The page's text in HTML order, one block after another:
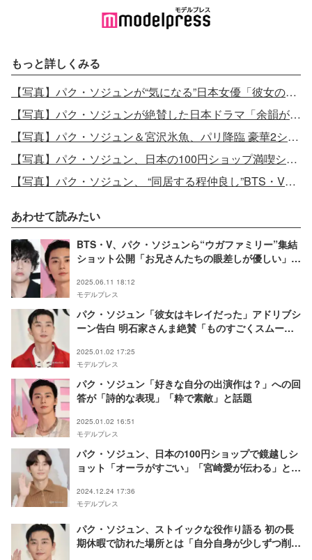
もっと詳しくみる
【写真】パク・ソジュンが“気になる”日本女優「彼女の演技がとても上手で」
【写真】パク・ソジュンが絶賛した日本ドラマ「余韻が冷めない」出演俳優とのやりとり話題
【写真】パク・ソジュン＆宮沢氷魚、パリ降臨 豪華2ショットディナー
【写真】パク・ソジュン、日本の100円ショップ満喫ショット
【写真】パク・ソジュン、 “同居する程仲良し”BTS・Vの入隊を応援
あわせて読みたい
BTS・V、パク・ソジュンら“ウガファミリー”集結
ショット公開「お兄さんたちの眼差しが優しい」の
2025.06.11 18:12
モデルプレス
パク・ソジュン「彼女はキレイだった」アドリブシ
ーン告白 明石家さんま絶賛「ものすごくスムーズ
2025.01.02 17:25
モデルプレス
パク・ソジュン「好きな自分の出演作は？」への回
答が「詩的な表現」「粋で素敵」と話題
2025.01.02 16:51
モデルプレス
パク・ソジュン、日本の100円ショップで鏡越しシ
ョット「オーラがすごい」「宮崎愛が伝わる」と反
2024.12.24 17:36
モデルプレス
パク・ソジュン、ストイックな役作り語る 初の長
期休暇で訪れた場所とは「自分自身が少しずつ削ら